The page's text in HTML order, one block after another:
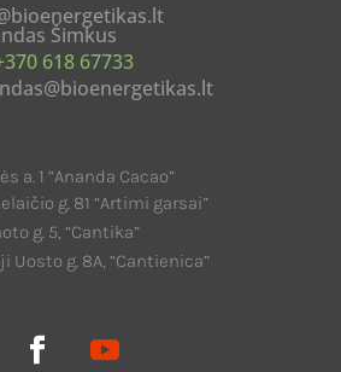
Šimkus
618 67733
a. 1 “Ananda Cacao”
g. 81 “Artimi garsai”
g. 5, “Cantika”
Uosto g. 8A, “Cantienica”